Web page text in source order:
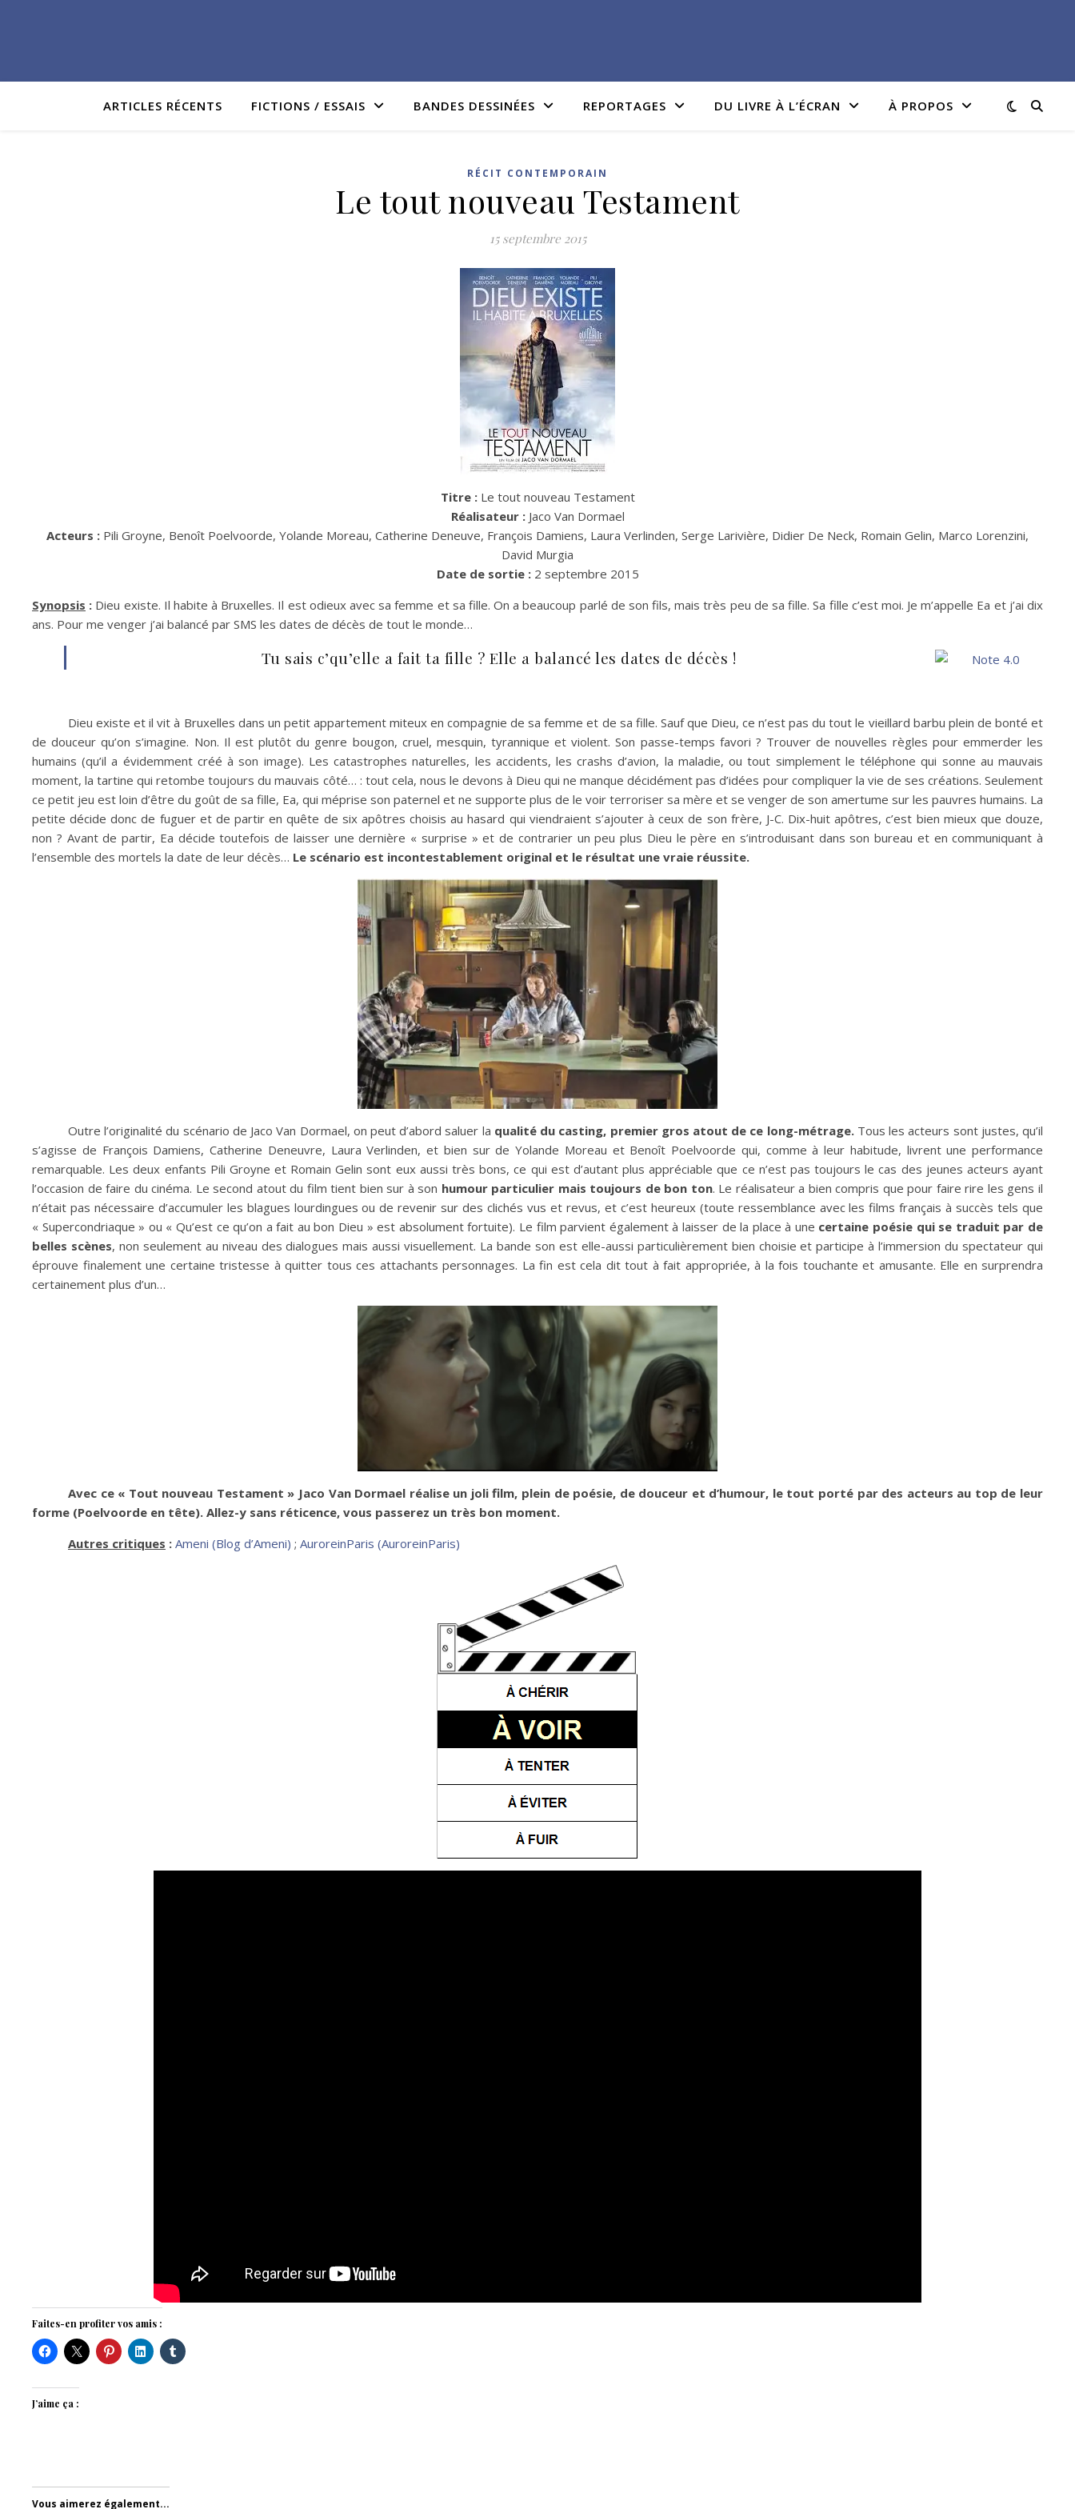
ARTICLES RÉCENTS FICTIONS / ESSAIS BANDES DESSINÉES REPORTAGES DU LIVRE À L’ÉCRAN À PROPOS
RÉCIT CONTEMPORAIN
Le tout nouveau Testament
15 septembre 2015
Titre : Le tout nouveau Testament
Réalisateur : Jaco Van Dormael
Acteurs : Pili Groyne, Benoît Poelvoorde, Yolande Moreau, Catherine Deneuve, François Damiens, Laura Verlinden, Serge Larivière, Didier De Neck, Romain Gelin, Marco Lorenzini,
David Murgia
Date de sortie : 2 septembre 2015
Synopsis : Dieu existe. Il habite à Bruxelles. Il est odieux avec sa femme et sa fille. On a beaucoup parlé de son fils, mais très peu de sa fille. Sa fille c’est moi. Je m’appelle Ea et j’ai dix
ans. Pour me venger j’ai balancé par SMS les dates de décès de tout le monde…
Tu sais c’qu’elle a fait ta fille ? Elle a balancé les dates de décès !
Dieu existe et il vit à Bruxelles dans un petit appartement miteux en compagnie de sa femme et de sa fille. Sauf que Dieu, ce n’est pas du tout le vieillard barbu plein de bonté et
de douceur qu’on s’imagine. Non. Il est plutôt du genre bougon, cruel, mesquin, tyrannique et violent. Son passe-temps favori ? Trouver de nouvelles règles pour emmerder les
humains (qu’il a évidemment créé à son image). Les catastrophes naturelles, les accidents, les crashs d’avion, la maladie, ou tout simplement le téléphone qui sonne au mauvais
moment, la tartine qui retombe toujours du mauvais côté… : tout cela, nous le devons à Dieu qui ne manque décidément pas d’idées pour compliquer la vie de ses créations. Seulement
ce petit jeu est loin d’être du goût de sa fille, Ea, qui méprise son paternel et ne supporte plus de le voir terroriser sa mère et se venger de son amertume sur les pauvres humains. La
petite décide donc de fuguer et de partir en quête de six apôtres choisis au hasard qui viendraient s’ajouter à ceux de son frère, J-C. Dix-huit apôtres, c’est bien mieux que douze,
non ? Avant de partir, Ea décide toutefois de laisser une dernière « surprise » et de contrarier un peu plus Dieu le père en s’introduisant dans son bureau et en communiquant à
l’ensemble des mortels la date de leur décès… Le scénario est incontestablement original et le résultat une vraie réussite.
Outre l’originalité du scénario de Jaco Van Dormael, on peut d’abord saluer la qualité du casting, premier gros atout de ce long-métrage.Tous les acteurs sont justes, qu’il
s’agisse de François Damiens, Catherine Deneuvre, Laura Verlinden, et bien sur de Yolande Moreau et Benoît Poelvoorde qui, comme à leur habitude, livrent une performance
remarquable. Les deux enfants Pili Groyne et Romain Gelin sont eux aussi très bons, ce qui est d’autant plus appréciable que ce n’est pas toujours le cas des jeunes acteurs ayant
l’occasion de faire du cinéma. Le second atout du film tient bien sur à son humour particulier mais toujours de bon ton. Le réalisateur a bien compris que pour faire rire les gens il
n’était pas nécessaire d’accumuler les blagues lourdingues ou de revenir sur des clichés vus et revus, et c’est heureux (toute ressemblance avec les films français à succès tels que
« Supercondriaque » ou « Qu’est ce qu’on a fait au bon Dieu » est absolument fortuite). Le film parvient également à laisser de la place à une certaine poésie qui se traduit par de
belles scènes, non seulement au niveau des dialogues mais aussi visuellement. La bande son est elle-aussi particulièrement bien choisie et participe à l’immersion du spectateur qui
éprouve finalement une certaine tristesse à quitter tous ces attachants personnages. La fin est cela dit tout à fait appropriée, à la fois touchante et amusante. Elle en surprendra
certainement plus d’un…
Avec ce « Tout nouveau Testament » Jaco Van Dormael réalise un joli film, plein de poésie, de douceur et d’humour, le tout porté par des acteurs au top de leur
forme (Poelvoorde en tête). Allez-y sans réticence, vous passerez un très bon moment.
Autres critiques : Ameni (Blog d’Ameni) ; AuroreinParis (AuroreinParis)
Faites-en profiter vos amis :
J’aime ça :
Vous aimerez également...